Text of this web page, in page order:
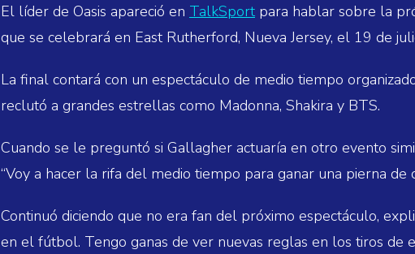
El líder de Oasis apareció en TalkSport para hablar sobre la
que se celebrará en East Rutherford, Nueva Jersey, el 19 de
La final contará con un espectáculo de medio tiempo
reclutó a grandes estrellas como Madonna, Shakira y BTS.
Cuando se le preguntó si Gallagher actuaría en otro evento
“Voy a hacer la rifa del medio tiempo para ganar una pierna de
Continuó diciendo que no era fan del próximo espectáculo,
en el fútbol. Tengo ganas de ver nuevas reglas en los tiros de